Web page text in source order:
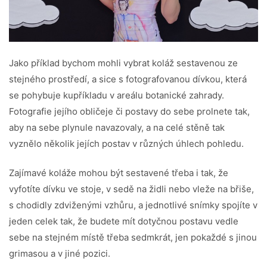
Jako příklad bychom mohli vybrat koláž sestavenou ze
stejného prostředí, a sice s fotografovanou dívkou, která
se pohybuje kupříkladu v areálu botanické zahrady.
Fotografie jejího obličeje či postavy do sebe prolnete tak,
aby na sebe plynule navazovaly, a na celé stěně tak
vyznělo několik jejích postav v různých úhlech pohledu.
Zajímavé koláže mohou být sestavené třeba i tak, že
vyfotíte dívku ve stoje, v sedě na židli nebo vleže na břiše,
s chodidly zdviženými vzhůru, a jednotlivé snímky spojíte v
jeden celek tak, že budete mít dotyčnou postavu vedle
sebe na stejném místě třeba sedmkrát, jen pokaždé s jinou
grimasou a v jiné pozici.